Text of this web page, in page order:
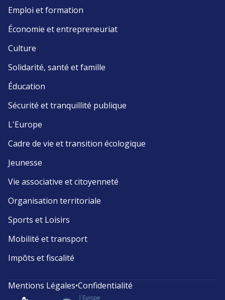
Emploi et formation
Économie et entrepreneuriat
Culture
Solidarité, santé et famille
Éducation
Sécurité et tranquillité publique
L'Europe
Cadre de vie et transition écologique
Jeunesse
Vie associative et citoyenneté
Organisation territoriale
Sports et Loisirs
Mobilité et transport
Impôts et fiscalité
Mentions Légales•Confidentialité